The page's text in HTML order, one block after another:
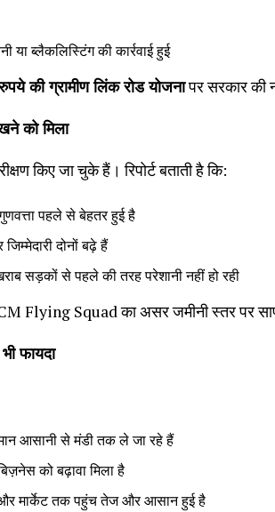
या ब्लैकलिस्टिंग की कार्रवाई हुई
की ग्रामीण लिंक रोड योजनापर सरकार की
को मिला
किए जा चुके हैं। रिपोर्ट बताती है कि:
पहले से बेहतर हुई है
दोनों बढ़े हैं
सड़कों से पहले की तरह परेशानी नहीं हो रही
Flying Squad का असर जमीनी स्तर पर
फायदा
आसानी से मंडी तक ले जा रहे हैं
को बढ़ावा मिला है
मार्केट तक पहुंच तेज और आसान हुई है